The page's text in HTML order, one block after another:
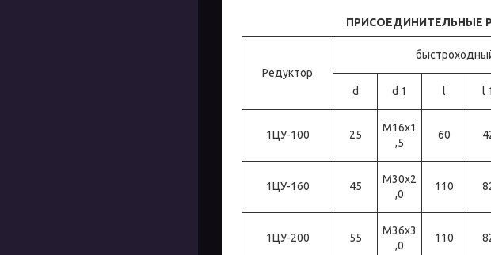
ПРИСОЕДИНИТЕЛЬНЫЕ
Редуктор
d d 1 l l 1
1ЦУ-100 25
М16х1
,5
60
1ЦУ-160 45
М30х2
,0
110
1ЦУ-200 55
М36х3
,0
110